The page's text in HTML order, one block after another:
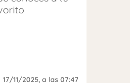
17/11/2025, a las 07:47